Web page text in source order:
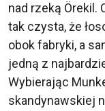
nad rzeką Örekil.
tak czysta, że
obok fabryki, a
jedną z
Wybierając
skandynawskiej